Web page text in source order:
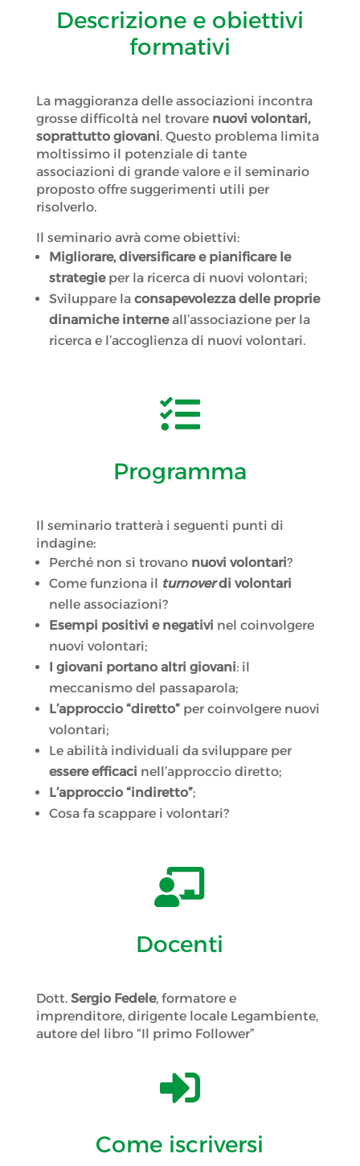
Descrizione e obiettivi
formativi
La maggioranza delle associazioni incontra
grosse difficoltà nel trovare nuovi volontari,
soprattutto giovani. Questo problema limita
moltissimo il potenziale di tante
associazioni di grande valore e il seminario
proposto offre suggerimenti utili per
risolverlo.
Il seminario avrà come obiettivi:
Migliorare, diversificare e pianificare le
strategieper la ricerca di nuovi volontari;
Sviluppare la consapevolezza delle proprie
dinamiche interneall’associazione per la
ricerca e l’accoglienza di nuovi volontari.

Programma
Il seminario tratterà i seguenti punti di
indagine:
Perché non si trovanonuovi volontari?
Come funziona il
turnoverdi volontari
nelle associazioni?
Esempi positivi e negativi nel coinvolgere
nuovi volontari;
I giovani portano altri giovani: il
meccanismo del passaparola;
L’approccio “diretto”per coinvolgere nuovi
volontari;
Le abilità individuali da sviluppare per
essere efficaci nell’approccio diretto;
L’approccio “indiretto”;
Cosa fa scappare i volontari?

Docenti
Dott. Sergio Fedele, formatore e
imprenditore, dirigente locale Legambiente,
autore del libro “Il primo Follower”

Come iscriversi